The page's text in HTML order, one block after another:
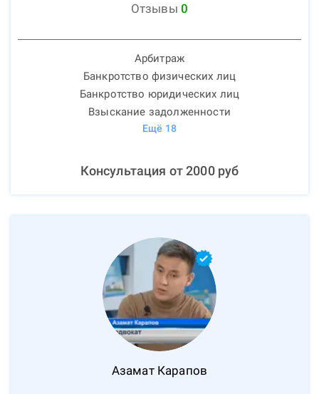
Отзывы 0
Арбитраж
Банкротство физических лиц
Банкротство юридических лиц
Взыскание задолженности
Ещё 18
Консультация от2000руб
Азамат Карапов